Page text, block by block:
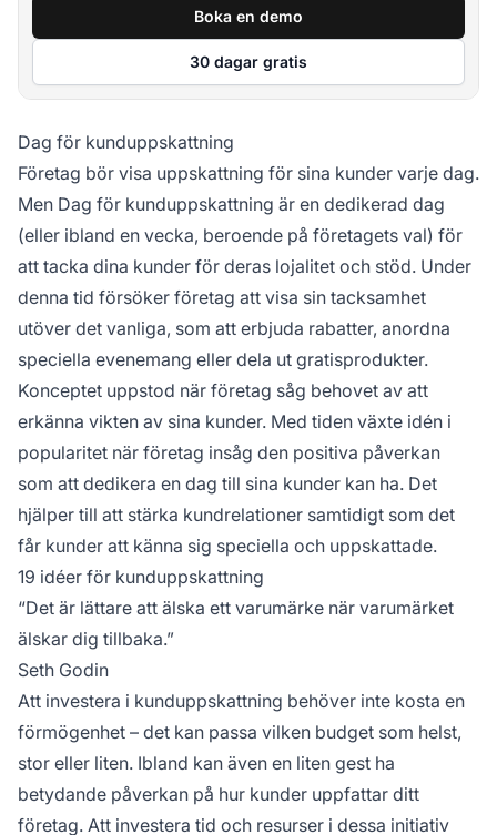
Boka en demo
30 dagar gratis
Dag för kunduppskattning
Företag bör visa uppskattning för sina kunder varje dag.
Men Dag för kunduppskattning är en dedikerad dag
(eller ibland en vecka, beroende på företagets val) för
att tacka dina kunder för deras lojalitet och stöd. Under
denna tid försöker företag att visa sin tacksamhet
utöver det vanliga, som att erbjuda rabatter, anordna
speciella evenemang eller dela ut gratisprodukter.
Konceptet uppstod när företag såg behovet av att
erkänna vikten av sina kunder. Med tiden växte idén i
popularitet när företag insåg den positiva påverkan
som att dedikera en dag till sina kunder kan ha. Det
hjälper till att stärka kundrelationer samtidigt som det
får kunder att känna sig speciella och uppskattade.
19 idéer för kunduppskattning
“Det är lättare att älska ett varumärke när varumärket
älskar dig tillbaka.”
Seth Godin
Att investera i kunduppskattning behöver inte kosta en
förmögenhet – det kan passa vilken budget som helst,
stor eller liten. Ibland kan även en liten gest ha
betydande påverkan på hur kunder uppfattar ditt
företag. Att investera tid och resurser i dessa initiativ